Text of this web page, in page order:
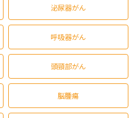
泌尿器がん
呼吸器がん
頭頸部がん
脳腫瘍